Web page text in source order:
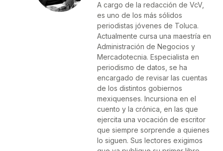
A cargo de la redacción de VcV,
es uno de los más sólidos
periodistas jóvenes de Toluca.
Actualmente cursa una maestría en
Administración de Negocios y
Mercadotecnia. Especialista en
periodismo de datos, se ha
encargado de revisar las cuentas
de los distintos gobiernos
mexiquenses. Incursiona en el
cuento y la crónica, en las que
ejercita una vocación de escritor
que siempre sorprende a quienes
lo siguen. Sus lectores exigimos